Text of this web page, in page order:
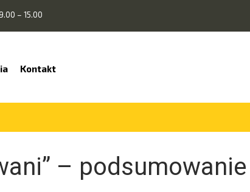
– 15.00
Kontakt
–